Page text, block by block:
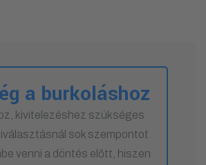
a burkoláshoz
kivitelezéshez szükséges
sok szempontot
venni a döntés előtt, hiszen